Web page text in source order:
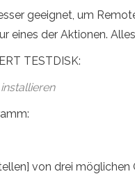
geeignet, um
eines der Aktionen.
TESTDISK:
von drei